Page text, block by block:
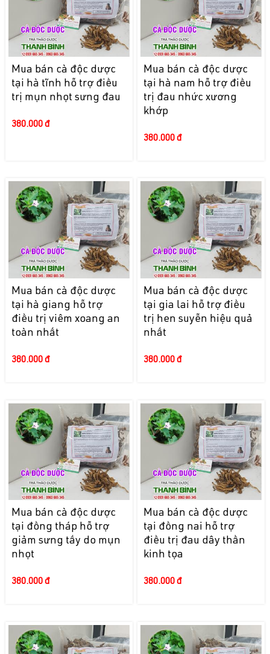
Mua bán cà độc dược
tại hà tĩnh hỗ trợ điều
trị mụn nhọt sưng đau
380.000 đ
Mua bán cà độc dược
tại hà nam hỗ trợ điều
trị đau nhức xương
khớp
380.000 đ
Mua bán cà độc dược
tại hà giang hỗ trợ
điều trị viêm xoang an
toàn nhất
380.000 đ
Mua bán cà độc dược
tại gia lai hỗ trợ điều
trị hen suyễn hiệu quả
nhất
380.000 đ
Mua bán cà độc dược
tại đồng tháp hỗ trợ
giảm sưng tấy do mụn
nhọt
380.000 đ
Mua bán cà độc dược
tại đồng nai hỗ trợ
điều trị đau dây thần
kinh tọa
380.000 đ